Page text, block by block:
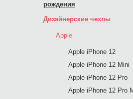
рождения
Дизайнерские чехлы
Apple
Apple iPhone 12
Apple iPhone 12 Mini
Apple iPhone 12 Pro
Apple iPhone 12 Pro